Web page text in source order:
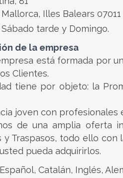
Illes Balears 07011
Sábado tarde y Domingo.
de la empresa
está formada por
Clientes.
tiene por objeto: la
joven con profesionales
de una amplia oferta
y Traspasos, todo ello con
pueda adquirirlos.
Español, Catalán, Inglés,